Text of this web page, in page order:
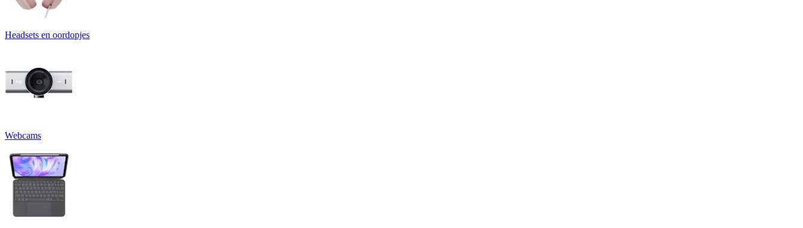
Headsets en oordopjes
Webcams